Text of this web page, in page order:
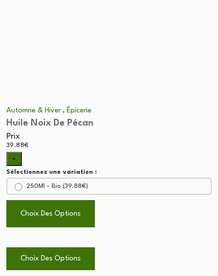
Automne & Hiver , Épicerie
Huile Noix De Pécan
Prix
39.88€
+
Sélectionnez une variation :
250Ml - Bio (39.88€)
Choix Des Options
Choix Des Options